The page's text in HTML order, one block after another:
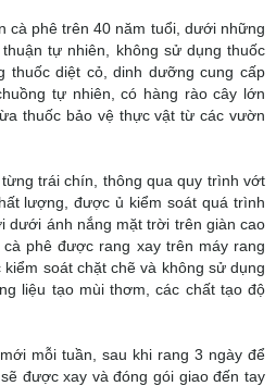
phê trên 40 năm tuổi, dưới những
tự nhiên, không sử dụng thuốc
thuốc diệt cỏ, dinh dưỡng cung cấp
tự nhiên, có hàng rào cây lớn
thuốc bảo vệ thực vật từ các vườn
trái chín, thông qua quy trình vớt
lượng, được ủ kiểm soát quá trình
dưới ánh nắng mặt trời trên giàn cao
phê được rang xay trên máy rang
soát chặt chẽ và không sử dụng
liệu tạo mùi thơm, các chất tạo độ
mỗi tuần, sau khi rang 3 ngày để
được xay và đóng gói giao đến tay